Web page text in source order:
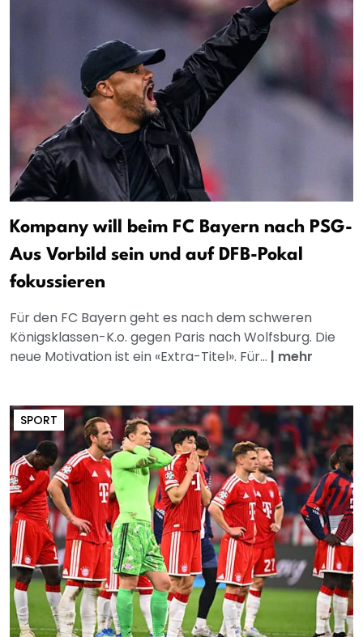
Kompany will beim FC Bayern nach PSG-
Aus Vorbild sein und auf DFB-Pokal
fokussieren
Für den FC Bayern geht es nach dem schweren
Königsklassen-K.o. gegen Paris nach Wolfsburg. Die
neue Motivation ist ein «Extra-Titel». Für... | mehr
SPORT